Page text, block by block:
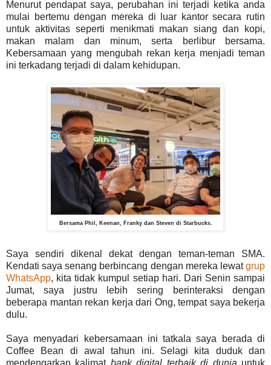
Menurut pendapat saya, perubahan ini terjadi ketika anda
mulai bertemu dengan mereka di luar kantor secara rutin
untuk aktivitas seperti menikmati makan siang dan kopi,
makan malam dan minum, serta berlibur bersama.
Kebersamaan yang mengubah rekan kerja menjadi teman
ini terkadang terjadi di dalam kehidupan.
Bersama Phil, Keenan, Franky dan Steven di Starbucks.
Saya sendiri dikenal dekat dengan teman-teman SMA.
Kendati saya senang berbincang dengan mereka lewatgrup
WhatsApp, kita tidak kumpul setiap hari. Dari Senin sampai
Jumat, saya justru lebih sering berinteraksi dengan
beberapa mantan rekan kerja dari Ong, tempat saya bekerja
dulu.
Saya menyadari kebersamaan ini tatkala saya berada di
Coffee Bean di awal tahun ini. Selagi kita duduk dan
mendengarkan kalimat bank digital terbaik di dunia untuk